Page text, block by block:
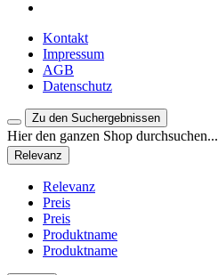
Kontakt
Impressum
AGB
Datenschutz
Zu den Suchergebnissen
Hier den ganzen Shop durchsuchen...
Relevanz
Relevanz
Preis
Preis
Produktname
Produktname